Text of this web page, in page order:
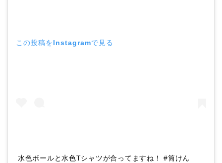
この投稿をInstagramで見る
水色ボールと水色Tシャツが合ってますね！ #筒けん